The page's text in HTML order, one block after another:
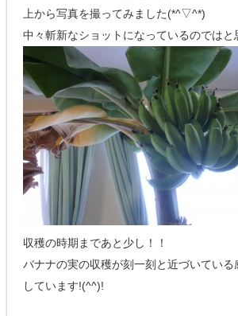
上から写真を撮ってみました(*^▽^*)
中々斬新なショットになっているのではと
収穫の時期まであと少し！！
バナナの実の収穫が刻一刻と近づいている
しています!(^^)!